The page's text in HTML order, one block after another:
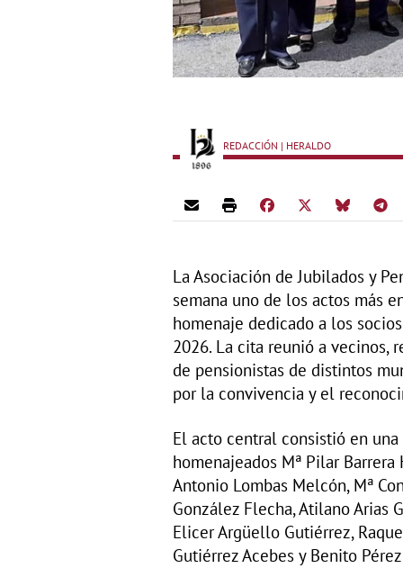
REDACCIÓN | HERALDO
La Asociación de Jubilados y
semana uno de los actos más
homenaje dedicado a los
2026. La cita reunió a vecinos,
de pensionistas de distintos
por la convivencia y el
El acto central consistió en
homenajeados Mª Pilar
Antonio Lombas Melcón, Mª
González Flecha, Atilano Arias
Elicer Argüello Gutiérrez,
Gutiérrez Acebes y Benito